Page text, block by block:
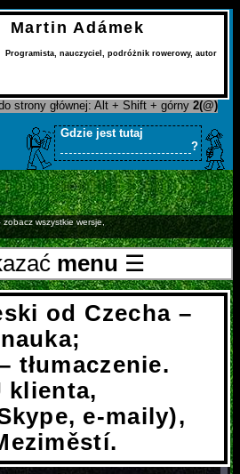
Martin Adámek
Programista, nauczyciel podróżnik rowerowy, autor
strony głównej: Alt + Shift + górny 2(@)
Gdzie jest tutaj
?
wszystkie wersje,
menu ☰
od Czecha –
nauka;
tłumaczenie.
klienta,
e-maily),